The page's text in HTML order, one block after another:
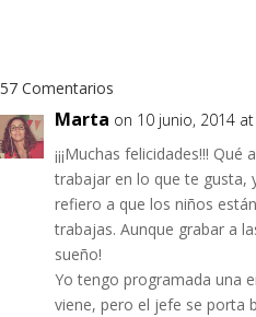
57 Comentarios
Marta on 10 junio, 2014
¡¡¡Muchas felicidades!!!
trabajar en lo que te gusta,
refiero a que los niños
trabajas. Aunque grabar a
sueño!
Yo tengo programada una
viene, pero el jefe se porta